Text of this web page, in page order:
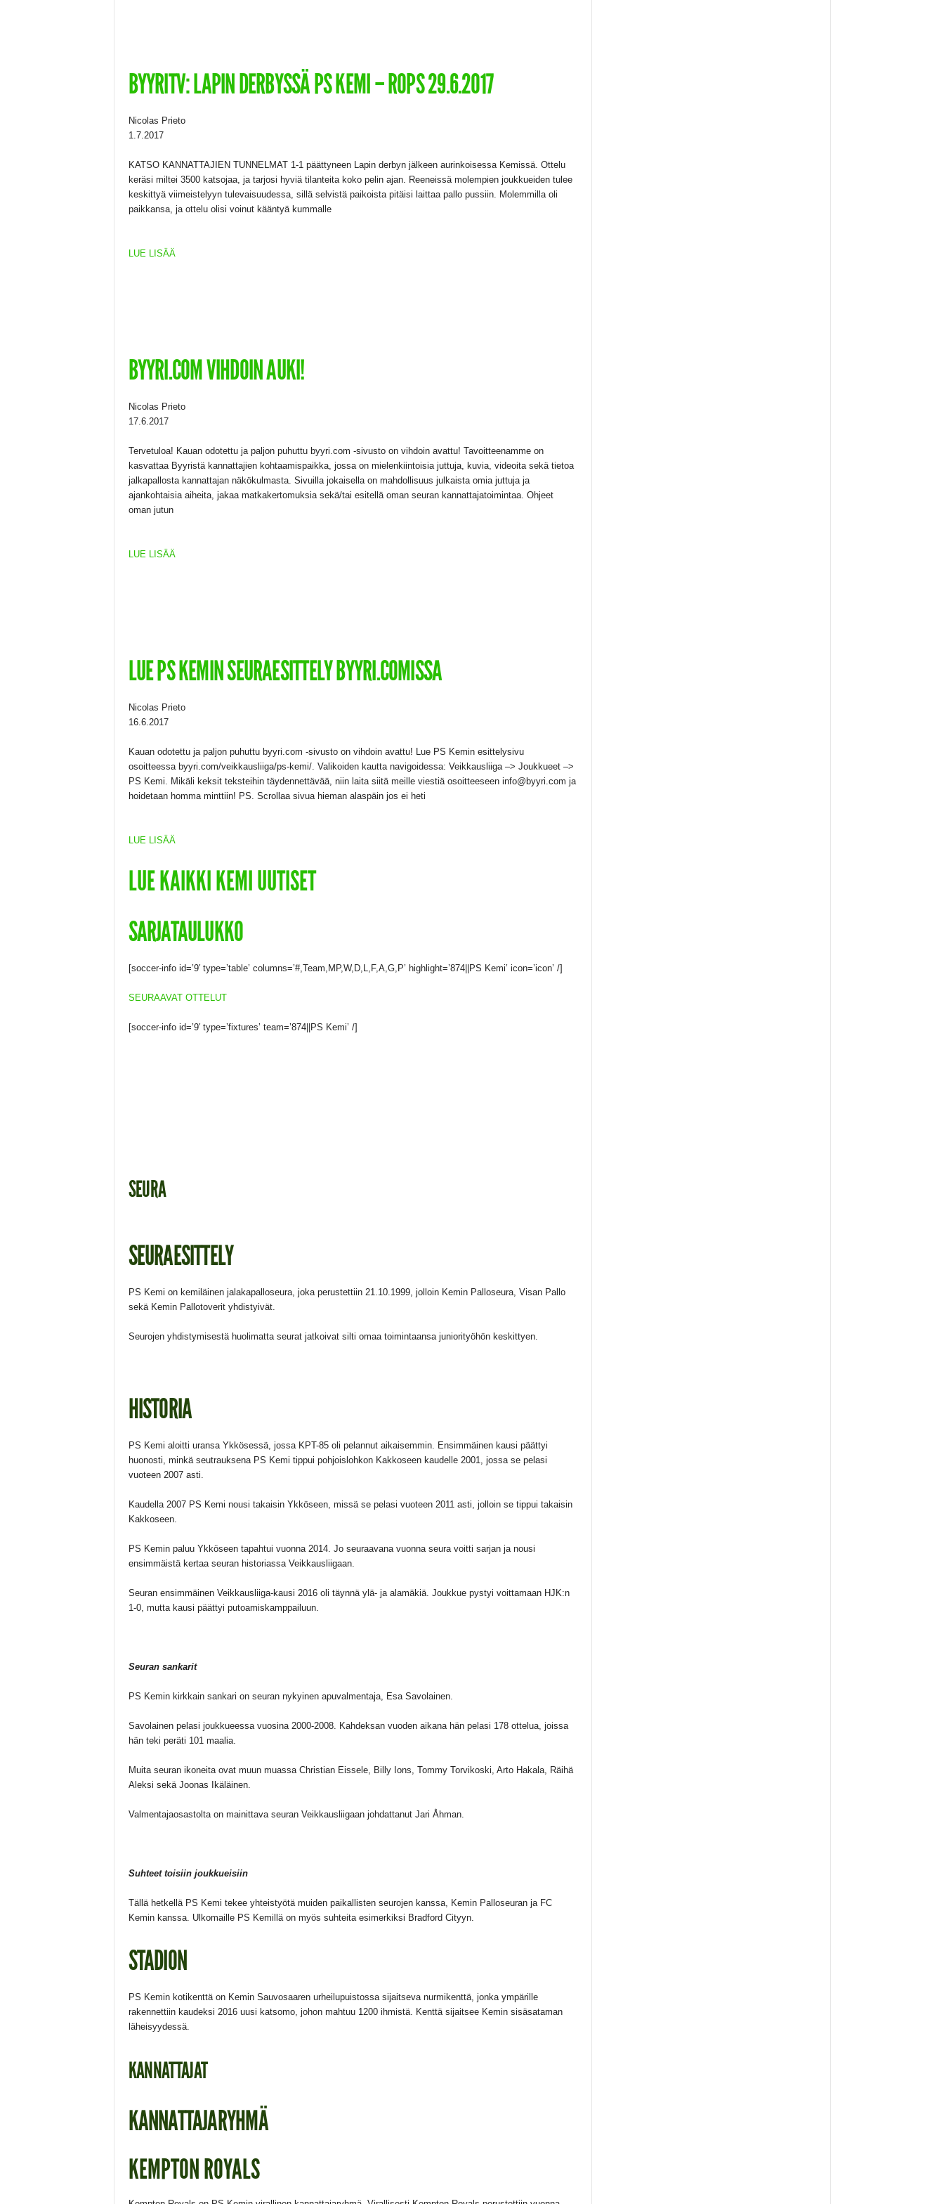
BYYRITV: LAPIN DERBYSSÄ PS KEMI – ROPS 29.6.2017
Nicolas Prieto
1.7.2017
KATSO KANNATTAJIEN TUNNELMAT 1-1 päättyneen Lapin derbyn jälkeen aurinkoisessa Kemissä. Ottelu
keräsi miltei 3500 katsojaa, ja tarjosi hyviä tilanteita koko pelin ajan. Reeneissä molempien joukkueiden tulee
keskittyä viimeistelyyn tulevaisuudessa, sillä selvistä paikoista pitäisi laittaa pallo pussiin. Molemmilla oli
paikkansa, ja ottelu olisi voinut kääntyä kummalle
LUE LISÄÄ
BYYRI.COM VIHDOIN AUKI!
Nicolas Prieto
17.6.2017
Tervetuloa! Kauan odotettu ja paljon puhuttu byyri.com -sivusto on vihdoin avattu! Tavoitteenamme on
kasvattaa Byyristä kannattajien kohtaamispaikka, jossa on mielenkiintoisia juttuja, kuvia, videoita sekä tietoa
jalkapallosta kannattajan näkökulmasta. Sivuilla jokaisella on mahdollisuus julkaista omia juttuja ja
ajankohtaisia aiheita, jakaa matkakertomuksia sekä/tai esitellä oman seuran kannattajatoimintaa. Ohjeet
oman jutun
LUE LISÄÄ
LUE PS KEMIN SEURAESITTELY BYYRI.COMISSA
Nicolas Prieto
16.6.2017
Kauan odotettu ja paljon puhuttu byyri.com -sivusto on vihdoin avattu! Lue PS Kemin esittelysivu
osoitteessa byyri.com/veikkausliiga/ps-kemi/. Valikoiden kautta navigoidessa: Veikkausliiga –> Joukkueet –>
PS Kemi. Mikäli keksit teksteihin täydennettävää, niin laita siitä meille viestiä osoitteeseen info@byyri.com ja
hoidetaan homma minttiin! PS. Scrollaa sivua hieman alaspäin jos ei heti
LUE LISÄÄ
LUE KAIKKI KEMI UUTISET
SARJATAULUKKO
[soccer-info id=’9′ type=’table’ columns=’#,Team,MP,W,D,L,F,A,G,P’ highlight=’874||PS Kemi’ icon=’icon’ /]
SEURAAVAT OTTELUT
[soccer-info id=’9′ type=’fixtures’ team=’874||PS Kemi’ /]
SEURA
SEURAESITTELY
PS Kemi on kemiläinen jalakapalloseura, joka perustettiin 21.10.1999, jolloin Kemin Palloseura, Visan Pallo
sekä Kemin Pallotoverit yhdistyivät.
Seurojen yhdistymisestä huolimatta seurat jatkoivat silti omaa toimintaansa juniorityöhön keskittyen.
HISTORIA
PS Kemi aloitti uransa Ykkösessä, jossa KPT-85 oli pelannut aikaisemmin. Ensimmäinen kausi päättyi
huonosti, minkä seutrauksena PS Kemi tippui pohjoislohkon Kakkoseen kaudelle 2001, jossa se pelasi
vuoteen 2007 asti.
Kaudella 2007 PS Kemi nousi takaisin Ykköseen, missä se pelasi vuoteen 2011 asti, jolloin se tippui takaisin
Kakkoseen.
PS Kemin paluu Ykköseen tapahtui vuonna 2014. Jo seuraavana vuonna seura voitti sarjan ja nousi
ensimmäistä kertaa seuran historiassa Veikkausliigaan.
Seuran ensimmäinen Veikkausliiga-kausi 2016 oli täynnä ylä- ja alamäkiä. Joukkue pystyi voittamaan HJK:n
1-0, mutta kausi päättyi putoamiskamppailuun.
Seuran sankarit
PS Kemin kirkkain sankari on seuran nykyinen apuvalmentaja, Esa Savolainen.
Savolainen pelasi joukkueessa vuosina 2000-2008. Kahdeksan vuoden aikana hän pelasi 178 ottelua, joissa
hän teki peräti 101 maalia.
Muita seuran ikoneita ovat muun muassa Christian Eissele, Billy Ions, Tommy Torvikoski, Arto Hakala, Räihä
Aleksi sekä Joonas Ikäläinen.
Valmentajaosastolta on mainittava seuran Veikkausliigaan johdattanut Jari Åhman.
Suhteet toisiin joukkueisiin
Tällä hetkellä PS Kemi tekee yhteistyötä muiden paikallisten seurojen kanssa, Kemin Palloseuran ja FC
Kemin kanssa. Ulkomaille PS Kemillä on myös suhteita esimerkiksi Bradford Cityyn.
STADION
PS Kemin kotikenttä on Kemin Sauvosaaren urheilupuistossa sijaitseva nurmikenttä, jonka ympärille
rakennettiin kaudeksi 2016 uusi katsomo, johon mahtuu 1200 ihmistä. Kenttä sijaitsee Kemin sisäsataman
läheisyydessä.
KANNATTAJAT
KANNATTAJARYHMÄ
KEMPTON ROYALS